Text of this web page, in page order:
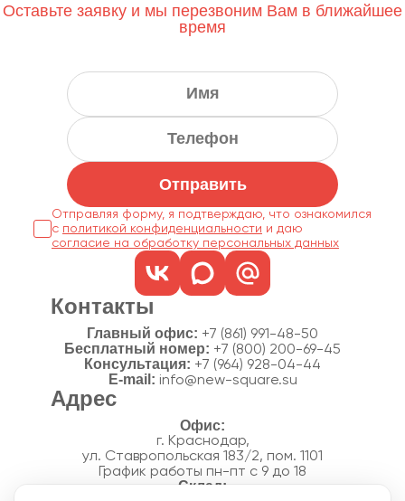
Оставьте заявку и мы перезвоним Вам в ближайшее
время
Отправить
Отправляя форму, я подтверждаю, что ознакомился
с политикой конфиденциальности
согласие на обработку персональных данных
Контакты
Главный офис: +7 (861) 991-48-50
Бесплатный номер: +7 (800) 200-69-45
Консультация: +7 (964) 928-04-44
E-mail: info@new-square.su
Адрес
г. Краснодар,
ул. Ставропольская 183/2, пом. 1101
График работы пн-пт с 9 до 18